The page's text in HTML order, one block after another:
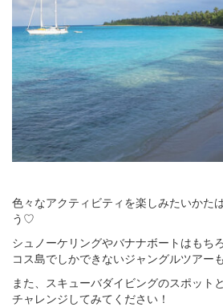
色々なアクティビティを楽しみたいかた
う♡
シュノーケリングやバナナボートはもち
コス島でしかできないジャングルツアー
また、スキューバダイビングのスポット
チャレンジしてみてください！